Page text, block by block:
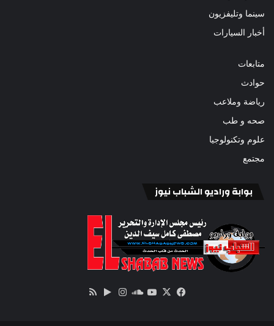
سينما وتليفزيون
أخبار السيارات
متابعات
حوادث
رياضة وملاعب
صحه و طب
علوم وتكنولوجيا
مجتمع
بوابة وراديو الشباب نيوز
فيسبوك
‫X
‫YouTube
ساوندانستقرام‏Google